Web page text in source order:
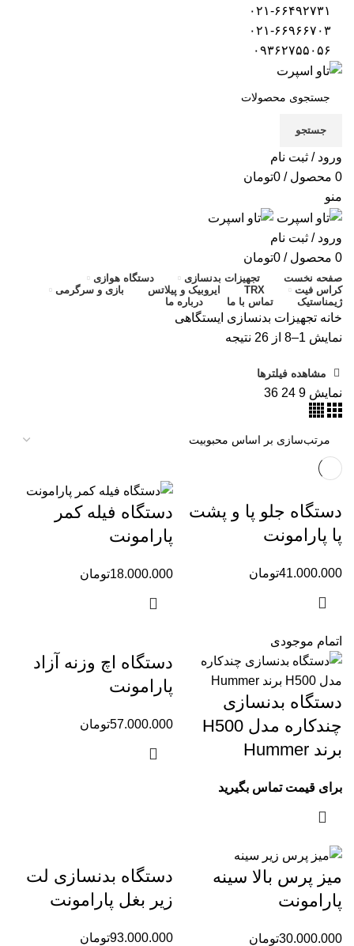
جستجو
ورود / ثبت نام
0 محصول / تومان0
منو
ورود / ثبت نام
0 محصول / تومان0
صفحه نخست تجهیزات بدنسازی
دستگاه هوازی
کراس فیت
TRX ایروبیک و پیلاتس
بازی و سرگرمی
ژیمناستیک
تماس با ما درباره ما
خانه تجهیزات بدنسازی ایستگاهی
نمایش 1–8 از 26 نتیجه
مشاهده فیلترها
نمایش 9
24
36
دستگاه جلو پا و پشت
پا پارامونت
تومان41.000.000
دستگاه فیله کمر
پارامونت
تومان18.000.000
اتمام موجودی
دستگاه بدنسازی
چندکاره مدل H500
برند Hummer
برای قیمت تماس بگیرید
دستگاه اچ وزنه آزاد
پارامونت
تومان57.000.000
میز پرس بالا سینه
پارامونت
تومان30.000.000
دستگاه بدنسازی لت
زیر بغل پارامونت
تومان93.000.000